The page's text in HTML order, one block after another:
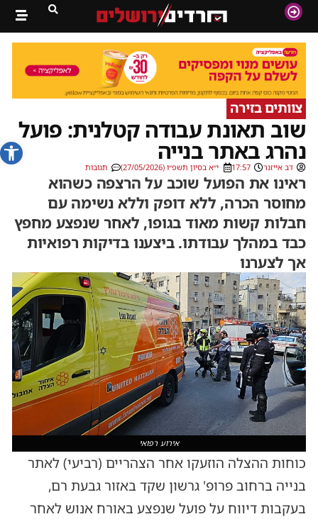
פתח
צוותים בזירה
שוב תאונת עבודה קטלנית: פועל
נהרג באתר בנייה
דב אייזנר 17:57 י״א בסיון תשפ״ו (27/05/2026) תגובות
ראינו את הפועל שוכב על הרצפה כשהוא
מחוסר הכרה, ללא דופק וללא נשימה עם
חבלות קשות מאוד בגופו, לאחר שנפצע מחפץ
כבד במהלך עבודתו. ביצענו בדיקות רפואיות
אך לצערנו
אירוע רפואי
כוחות ההצלה הוזעקו אחר הצהריים (רביעי) לאתר
בנייה ברחוב פרופ' גרשון שקד באזור גבעת רם,
בעקבות דיווח על פועל שנפצע באורח אנוש לאחר